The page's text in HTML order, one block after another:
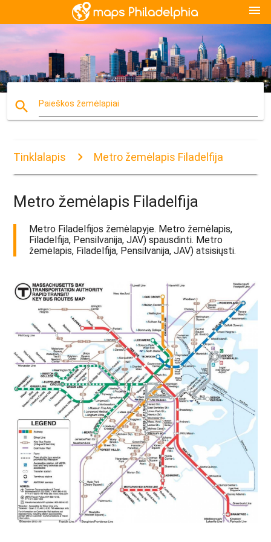
menu
search Paieškos žemėlapiai
Tinklalapis Metro žemėlapis Filadelfija
Metro žemėlapis Filadelfija
Metro Filadelfijos žemėlapyje. Metro žemėlapis,
Filadelfija, Pensilvanija, JAV) spausdinti. Metro
žemėlapis, Filadelfija, Pensilvanija, JAV) atsisiųsti.